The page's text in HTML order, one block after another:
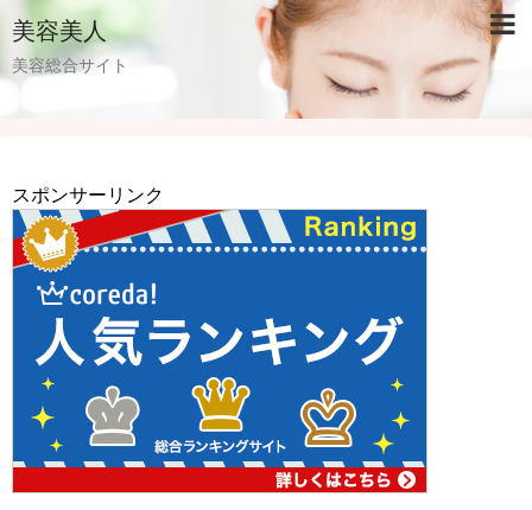
美容美人
美容総合サイト
スポンサーリンク